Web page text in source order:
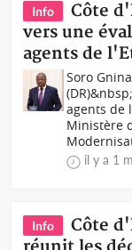
Info
Côte
vers une
agents de
Soro
agents de
Ministère
il y a 1
Info
Côte